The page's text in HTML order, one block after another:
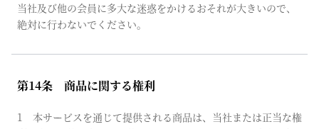
当社及び他の会員に多大な迷惑をかけるおそれが大きいので、
絶対に行わないでください。
第14条 商品に関する権利
1 本サービスを通じて提供される商品は、当社または正当な権